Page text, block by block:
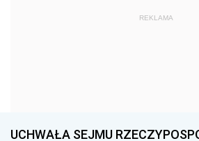
1959REKLAMA
UCHWAŁA SEJMU